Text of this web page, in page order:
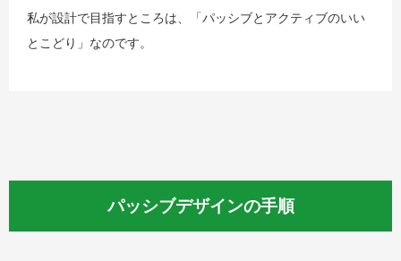
私が設計で目指すところは、「パッシブとアクティブのいい
とこどり」なのです。
パッシブデザインの手順